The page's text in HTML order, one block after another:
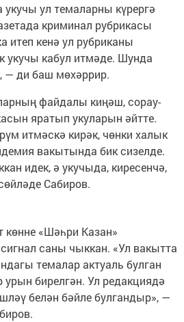
укучы ул темаларны күрергә
криминал рубрикасы
итеп кенә ул рубриканы
укучы кабул итмәде. Шунда
— ди баш мөхәррир.
файдалы киңәш, сорау-
яратып укуларын әйтте.
итмәскә кирәк, чөнки халык
вакытында бик сизелде.
идек, ә укучыда, киресенчә,
Сабиров.
көнне «Шәһри Казан»
саны чыккан. «Ул вакытта
темалар актуаль булган
урын бирелгән. Ул редакциядә
белән бәйле булгандыр», —